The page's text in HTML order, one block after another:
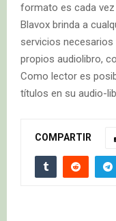
formato es cada
Blavox brinda a
servicios
propios audiolibro,
Como lector es
títulos en su audio-
COMPARTIR